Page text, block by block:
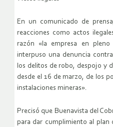
En un comunicado de
reacciones como actos
razón «la empresa en
interpuso una denuncia
los delitos de robo, despojo y
desde el 16 de marzo, de los
instalaciones mineras».
Precisó que Buenavista del
para dar cumplimiento al plan